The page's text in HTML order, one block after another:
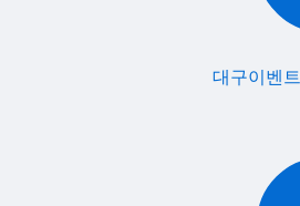
대구이벤트